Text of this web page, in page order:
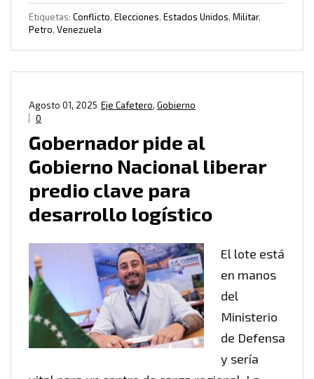
Etiquetas: Conflicto, Elecciones, Estados Unidos, Militar,
Petro, Venezuela
Eje Cafetero, Gobierno
Agosto 01, 2025
0
Gobernador pide al
Gobierno Nacional liberar
predio clave para
desarrollo logístico
El lote está
en manos
del
Ministerio
de Defensa
y sería